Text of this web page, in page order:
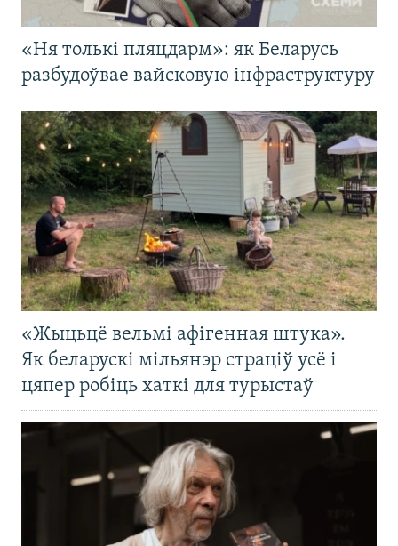
«Ня толькі пляцдарм»: як Беларусь
разбудоўвае вайсковую інфраструктуру
«Жыцьцё вельмі афігенная штука».
Як беларускі мільянэр страціў усё і
цяпер робіць хаткі для турыстаў